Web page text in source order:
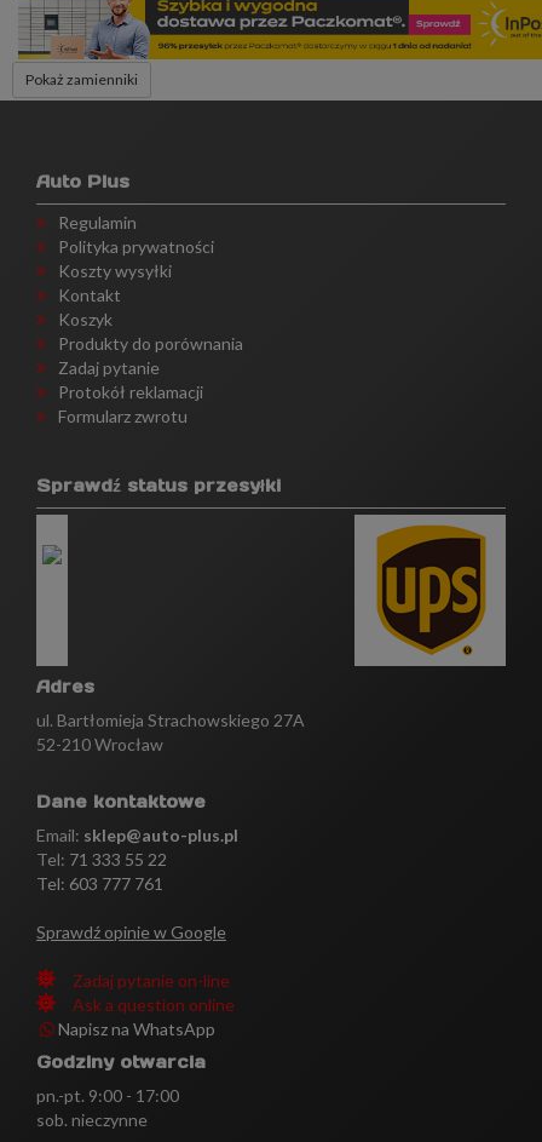
Pokaż zamienniki
Auto Plus
Regulamin
Polityka prywatności
Koszty wysyłki
Kontakt
Koszyk
Produkty do porównania
Zadaj pytanie
Protokół reklamacji
Formularz zwrotu
Sprawdź status przesyłki
Adres
ul. Bartłomieja Strachowskiego 27A
52-210 Wrocław
Dane kontaktowe
Email: sklep@auto-plus.pl
Tel: 71 333 55 22
Tel: 603 777 761
Sprawdź opinie w Google
Zadaj pytanie on-line
Ask a question online
Napisz na WhatsApp
Godziny otwarcia
pn.-pt. 9:00 - 17:00
sob. nieczynne